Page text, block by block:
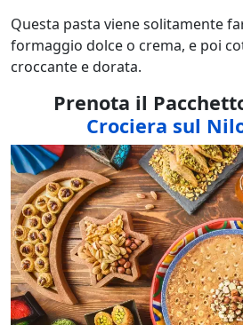
Questa pasta viene solitamente
formaggio dolce o crema, e poi
croccante e dorata.
Prenota il
Crociera sul